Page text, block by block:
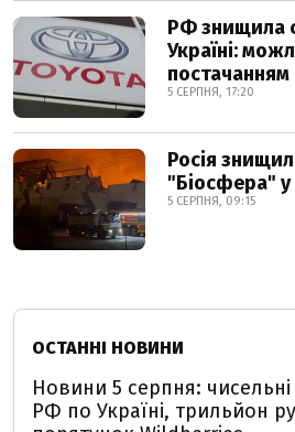
РФ знищила
Україні:
постачанням
5 СЕРПНЯ, 17:20
Росія
"Біосфера" у
5 СЕРПНЯ, 09:15
ОСТАННІ НОВИНИ
Новини 5 серпня: чисельні
РФ по Україні, трильйон